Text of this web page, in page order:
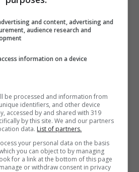
delle varie situazioni da
è uno dei doveri di uno
dovuto emergere
vicenda”.
and content, advertising and
audience research and
information on a device
be processed and information from
identifiers, and other device
accessed by and shared with 319
by this site. We and our partners
data. List of partners.
your personal data on the basis
you can object to by managing
for a link at the bottom of this page
or withdraw consent in privacy